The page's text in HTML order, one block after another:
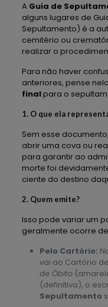
A Guia de
alguns lugares de
Sepultamento) é a
cemitério ou
realizar o
Para não haver
anteriores, pense
finalpara o
1. O que ela
Sem esse
abrir uma cova ou
para garantir ao
morte foi
ciente do destino
2. Quem emite?
Isso pode variar um
geralmente ocorre
Pelo Cartório:
vai ao Cartório
de Óbito
(definitiva), o
Sepultamento